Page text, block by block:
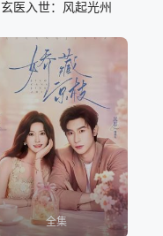
玄医入世：风起光州
全集